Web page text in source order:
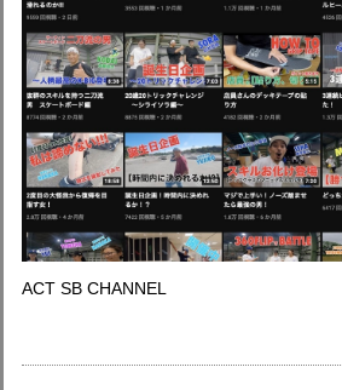
ACT SB CHANNEL